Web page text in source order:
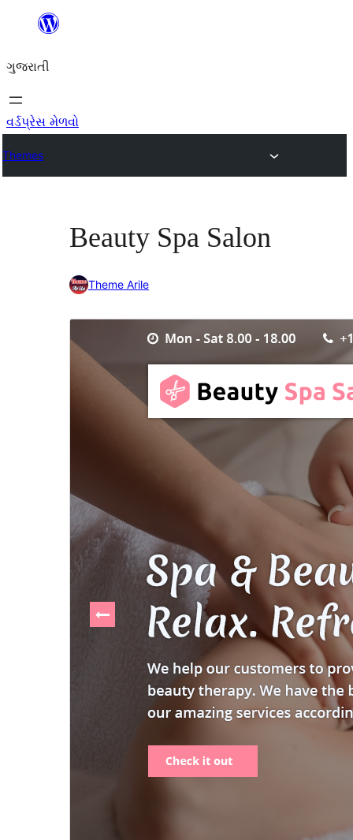
કંટેન્ટ(લખાણ)
જાઓ
ગુજરાતી
વર્ડપ્રેસ મેળવો
Themes
Beauty Spa Salon
Theme Arile